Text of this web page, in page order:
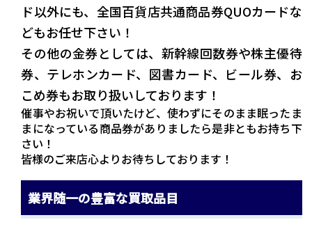
ド以外にも、全国百貨店共通商品券QUOカードな
どもお任せ下さい！
その他の金券としては、新幹線回数券や株主優待
券、テレホンカード、図書カード、ビール券、お
こめ券もお取り扱いしております！
催事やお祝いで頂いたけど、使わずにそのまま眠ったま
まになっている商品券がありましたら是非ともお持ち下
さい！
皆様のご来店心よりお待ちしております！
業界随一の豊富な買取品目